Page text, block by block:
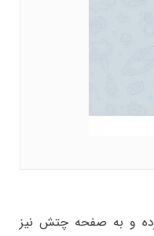
و به صفحه چتش نیز